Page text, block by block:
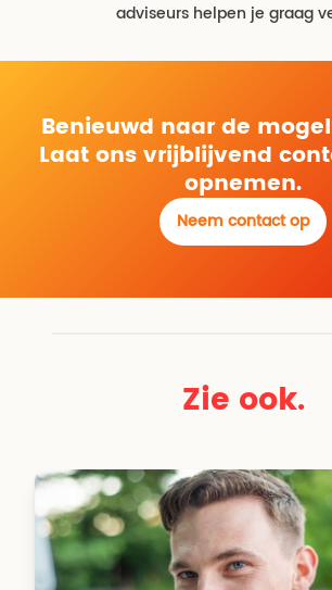
adviseurs helpen je graag
Benieuwd naar de
Laat ons vrijblijvend
opnemen.
Neem contact op
Zie ook.